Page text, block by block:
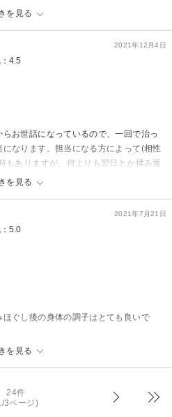
を見る
信
した。
で、リラックスして頂けるようと努め
2021年12月4日
4.5
を見る
お世話になっているので、一回で治っ
なります。担当になる方によって(相性
もありますが、何よりも翌日とか揉み返
くなりません。辛い所を言わなくて
すし清潔感あるので私は気に入ってい
うございますm(_ _)m
すm(_ _)m
ったです^ ^
思います^ ^
_)m
2021年7月21日
5.0
を見る
ぐし後の身体の調子はとても良いで
のように動いているのがわかります。
24件
3ページ)